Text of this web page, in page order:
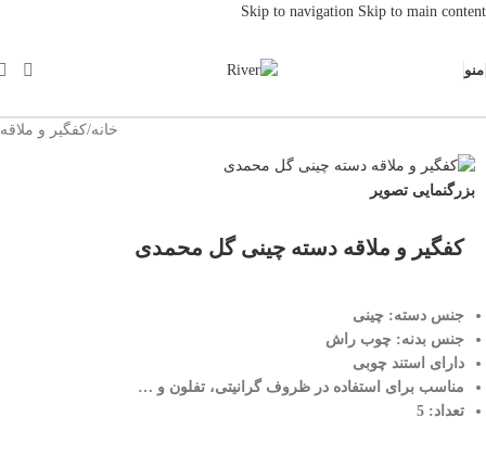
Skip to navigation Skip to main content
منو
خانه/کفگیر و ملاقه
بزرگنمایی تصویر
کفگیر و ملاقه دسته چینی گل محمدی
جنس دسته: چینی
جنس بدنه: چوب راش
دارای استند چوبی
مناسب برای استفاده در ظروف گرانیتی، تفلون و …
تعداد: 5